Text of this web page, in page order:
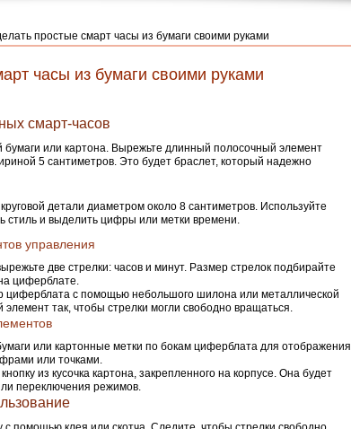
простые смарт часы из бумаги своими руками
часы из бумаги своими руками
смарт-часов
бумаги или картона. Вырежьте длинный полосочный элемент
5 сантиметров. Это будет браслет, который надежно
детали диаметром около 8 сантиметров. Используйте
стиль и выделить цифры или метки времени.
управления
две стрелки: часов и минут. Размер стрелок подбирайте
циферблате.
циферблата с помощью небольшого шилона или металлической
так, чтобы стрелки могли свободно вращаться.
или картонные метки по бокам циферблата для отображения
или точками.
из кусочка картона, закрепленного на корпусе. Она будет
переключения режимов.